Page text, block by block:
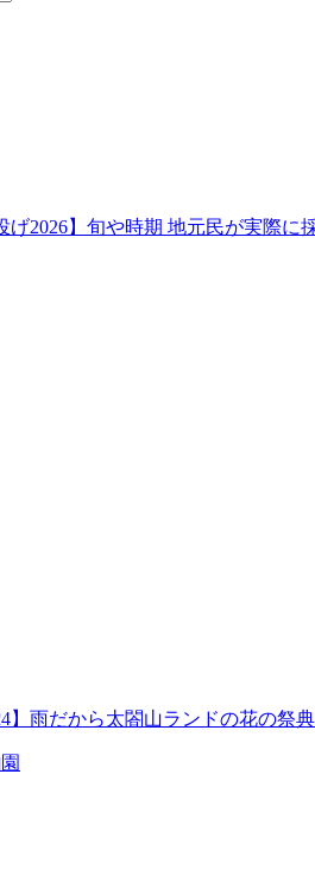
げ2026】旬や時期 地元民が実際に
】雨だから太閤山ランドの花の祭